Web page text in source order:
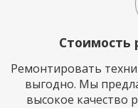
Стоимость
Ремонтировать
выгодно. Мы
высокое качество